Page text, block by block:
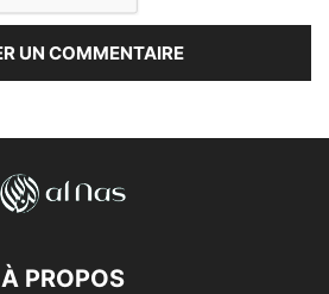
À PROPOS